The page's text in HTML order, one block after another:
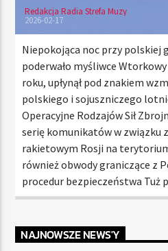
Radio Strefa Muzy
Redakcja Radia Strefa Muzy
2026-02-17
Niepokojąca noc przy polskiej
poderwało myśliwce
roku, upłynął pod znakiem
polskiego i sojuszniczego
Operacyjne Rodzajów Sił
serię komunikatów w związku
rakietowym Rosji na
również obwody graniczące z
procedur bezpieczeństwa
NAJNOWSZE NEWS'Y